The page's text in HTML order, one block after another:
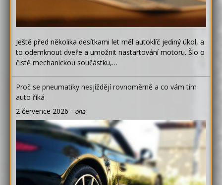
Ještě před několika desítkami let měl autoklíč jediný úkol, a
to odemknout dveře a umožnit nastartování motoru. Šlo o
čistě mechanickou součástku,…
Proč se pneumatiky nesjíždějí rovnoměrně a co vám tím
auto říká
2 července 2026 - ona